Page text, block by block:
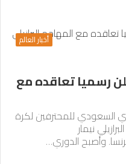
أخبار العالم
رسميا تعاقده مع
السعودي للمحترفين لكرة
نيمار
وأصبح الدوري…